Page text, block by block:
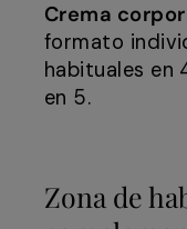
Crema
formato
habituales en
en 5.
Zona de